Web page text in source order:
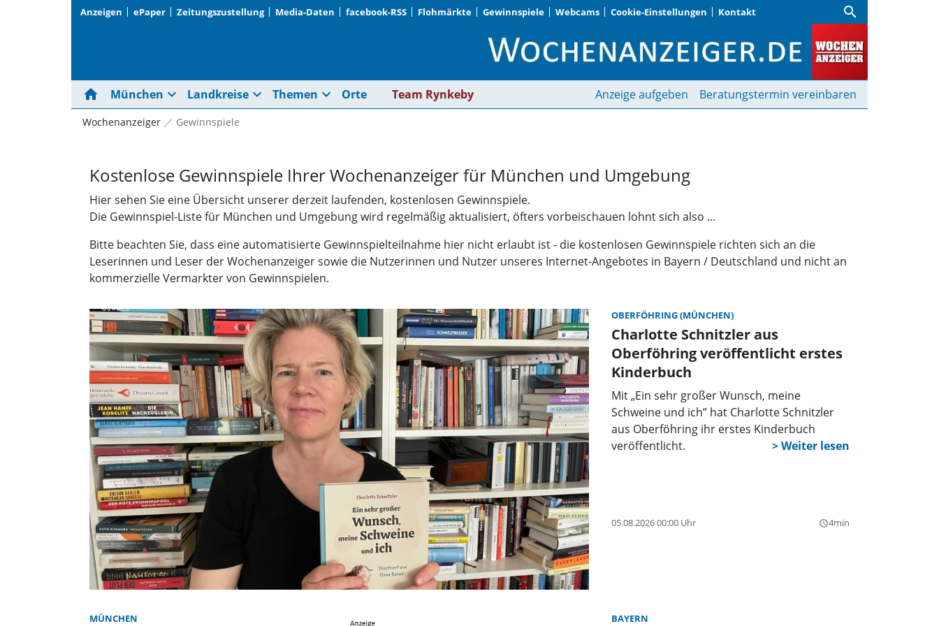
Anzeigen ePaper Zeitungszustellung Media-Daten facebook-RSS Flohmärkte Gewinnspiele Webcams Cookie-Einstellungen Kontakt search
Münchner Wochenanzeiger Gewinnspiele |
home München expand_more Landkreise expand_more Themen expand_more Orte Team Rynkeby Anzeige aufgeben Beratungstermin vereinbaren
Wochenanzeiger Gewinnspiele
Kostenlose Gewinnspiele Ihrer Wochenanzeiger für München und Umgebung
Hier sehen Sie eine Übersicht unserer derzeit laufenden, kostenlosen Gewinnspiele.
Die Gewinnspiel-Liste für München und Umgebung wird regelmäßig aktualisiert, öfters vorbeischauen lohnt sich also ...
Bitte beachten Sie, dass eine automatisierte Gewinnspielteilnahme hier nicht erlaubt ist - die kostenlosen Gewinnspiele richten sich an die
Leserinnen und Leser der Wochenanzeiger sowie die Nutzerinnen und Nutzer unseres Internet-Angebotes in Bayern / Deutschland und nicht an
kommerzielle Vermarkter von Gewinnspielen.
OBERFÖHRING (MÜNCHEN)
Charlotte Schnitzler aus
Oberföhring veröffentlicht erstes
Kinderbuch
Mit „Ein sehr großer Wunsch, meine
Schweine und ich” hat Charlotte Schnitzler
aus Oberföhring ihr erstes Kinderbuch
veröffentlicht.
05.08.2026 00:00 Uhr query_builder4min
MÜNCHEN BAYERN